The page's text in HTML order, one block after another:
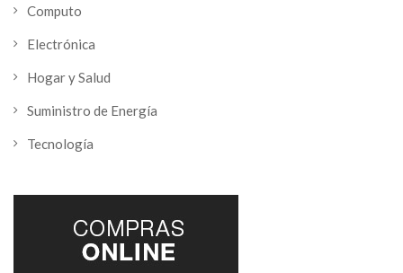
Computo
Electrónica
Hogar y Salud
Suministro de Energía
Tecnología